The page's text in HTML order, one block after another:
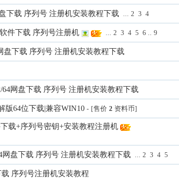
下载 序列号 注册机安装教程下载 ... 2 3 4
件下载 序列号注册机 ... 2 3 4 5 6 .. 9
盘下载 序列号 注册机安装教程下载
64网盘下载 序列号 注册机安装教程下载
版64位下载|兼容WIN10 - [售价 2 资料币]
载+序列号密钥+安装教程注册机
网盘下载 序列号 注册机安装教程下载 ... 2 3 4 5
序列号注册机安装教程